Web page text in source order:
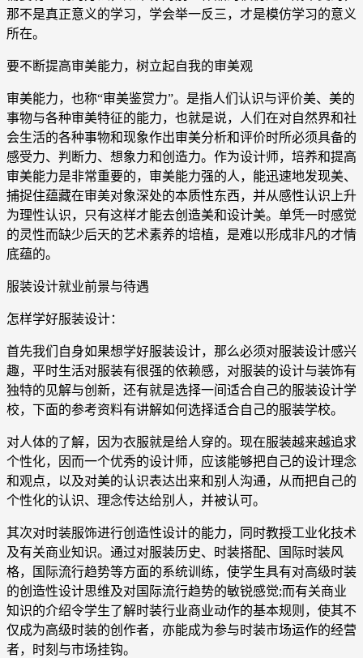
那不是真正意义的学习，学会举一反三，才是模仿学习的意义
所在。
要不断提高审美能力，树立起自我的审美观
审美能力，也称“审美鉴赏力”。是指人们认识与评价美、美的
事物与各种审美特征的能力，也就是说，人们在对自然界和社
会生活的各种事物和现象作出审美分析和评价时所必须具备的
感受力、判断力、想象力和创造力。作为设计师，培养和提高
审美能力是非常重要的，审美能力强的人，能迅速地发现美、
捕捉住蕴藏在审美对象深处的本质性东西，并从感性认识上升
为理性认识，只有这样才能去创造美和设计美。单凭一时感觉
的灵性而缺少后天的艺术素养的培植，是难以形成非凡的才情
底蕴的。
服装设计就业前景与待遇
怎样学好服装设计：
首先我们自身如果想学好服装设计，那么必须对服装设计感兴
趣，平时生活对服装有很强的依赖感，对服装的设计与装饰有
独特的见解与创新，还有就是选择一间适合自己的服装设计学
校，下面的参考资料有讲解如何选择适合自己的服装学校。
对人体的了解，因为衣服就是给人穿的。现在服装越来越追求
个性化，因而一个优秀的设计师，应该能够把自己的设计理念
和观点，以及对美的认识表达出来和别人沟通，从而把自己的
个性化的认识、理念传达给别人，并被认可。
其次对时装服饰进行创造性设计的能力，同时教授工业化技术
及有关商业知识。通过对服装历史、时装搭配、国际时装风
格，国际流行趋势等方面的系统训练，使学生具有对高级时装
的创造性设计思维及对国际流行趋势的敏锐感觉;而有关商业
知识的介绍令学生了解时装行业商业动作的基本规则，使其不
仅成为高级时装的创作者，亦能成为参与时装市场运作的经营
者，时刻与市场挂钩。